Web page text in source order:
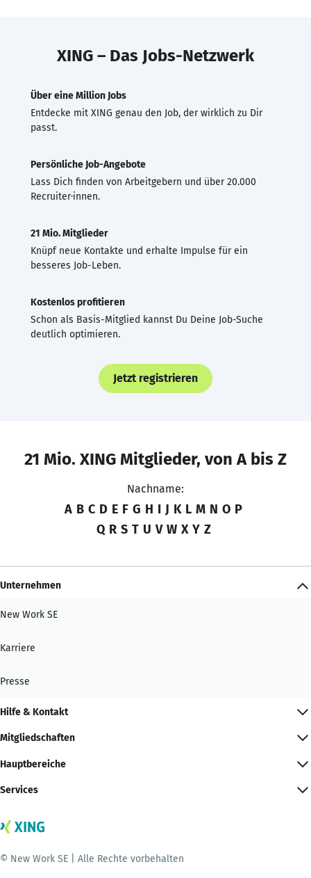
XING – Das Jobs-Netzwerk
Über eine Million Jobs
Entdecke mit XING genau den Job, der wirklich zu Dir
passt.
Persönliche Job-Angebote
Lass Dich finden von Arbeitgebern und über 20.000
Recruiter·innen.
21 Mio. Mitglieder
Knüpf neue Kontakte und erhalte Impulse für ein
besseres Job-Leben.
Kostenlos profitieren
Schon als Basis-Mitglied kannst Du Deine Job-Suche
deutlich optimieren.
Jetzt registrieren
21 Mio. XING Mitglieder, von A bis Z
Nachname:
A B C D E F G H I J K L M N O P
Q R S T U V W X Y Z
Unternehmen
New Work SE
Karriere
Presse
Hilfe & Kontakt
Mitgliedschaften
Hauptbereiche
Services
© New Work SE | Alle Rechte vorbehalten